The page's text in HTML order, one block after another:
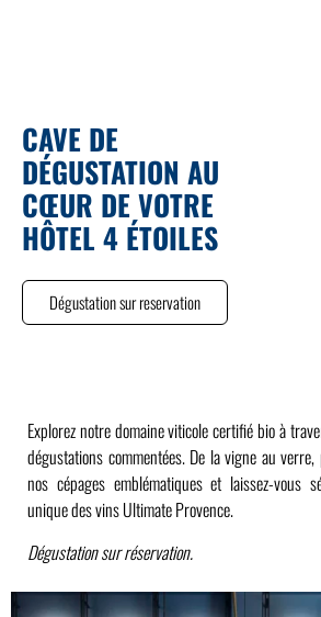
CAVE DE
DÉGUSTATION AU
CŒUR DE VOTRE
HÔTEL 4 ÉTOILES
Dégustation sur reservation
Explorez notre domaine viticole certifié bio à
dégustations commentées. De la vigne au
nos cépages emblématiques et laissez-vous
unique des vins Ultimate Provence.
Dégustation sur réservation.